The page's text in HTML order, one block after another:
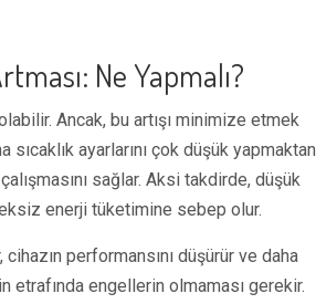
Ne Yapmalı?
Ancak, bu artışı minimize etmek
ayarlarını çok düşük yapmaktan
sağlar. Aksi takdirde, düşük
enerji tüketimine sebep olur.
performansını düşürür ve daha
etrafında engellerin olmaması gerekir.